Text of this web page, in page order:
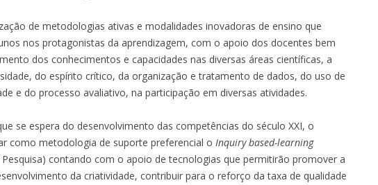
de metodologias ativas e modalidades inovadoras de ensino que
nos protagonistas da aprendizagem, com o apoio dos docentes bem
dos conhecimentos e capacidades nas diversas áreas científicas, a
do espírito crítico, da organização e tratamento de dados, do uso de
e do processo avaliativo, na participação em diversas atividades.
se espera do desenvolvimento das competências do século XXI, o
como metodologia de suporte preferencial o Inquiry based-learning
contando com o apoio de tecnologias que permitirão promover a
da criatividade, contribuir para o reforço da taxa de qualidade